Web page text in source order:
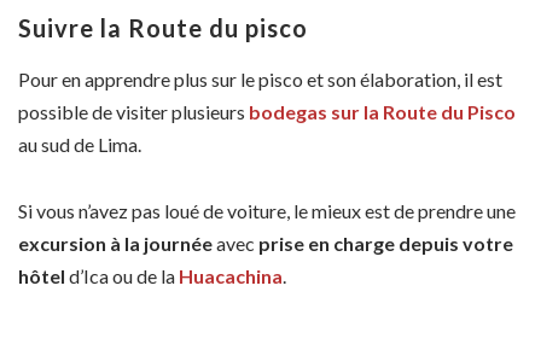
Suivre la Route du pisco
Pour en apprendre plus sur le pisco et son élaboration, il est
possible de visiter plusieurs bodegas sur la Route du Pisco
au sud de Lima.
Si vous n’avez pas loué de voiture, le mieux est de prendre une
excursion à la journéeavec prise en charge depuis votre
hôtel d’Ica ou de la Huacachina.